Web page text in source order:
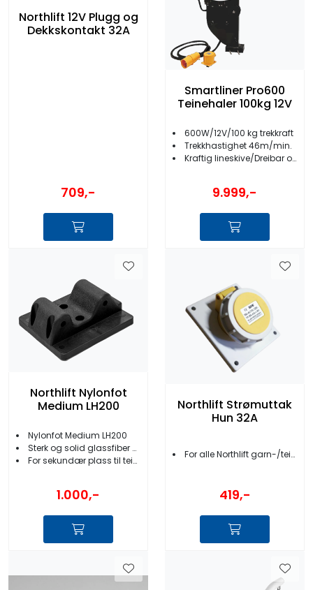
Northlift 12V Plugg og
Dekkskontakt 32A
709,-
Smartliner Pro600
Teinehaler 100kg 12V
600W/12V/100 kg trekkraft
Trekkhastighet 46m/min.
Kraftig lineskive/Dreibar og låsbar fot
9.999,-
Northlift Nylonfot
Medium LH200
Nylonfot Medium LH200
Sterk og solid glassfiber nylon
For sekundær plass til teinehaler
1.000,-
Northlift Strømuttak
Hun 32A
For alle Northlift garn-/teinehalere
419,-